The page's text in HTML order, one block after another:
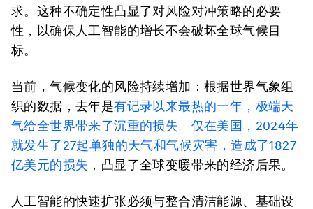
求。这种不确定性凸显了对风险对冲策略的必要
性，以确保人工智能的增长不会破坏全球气候目
标。
当前，气候变化的风险持续增加：根据世界气象组
织的数据，去年是有记录以来最热的一年，极端天
气给全世界带来了沉重的损失。仅在美国，2024年
就发生了27起单独的天气和气候灾害，造成了1827
亿美元的损失 ，凸显了全球变暖带来的经济后果。
人工智能的快速扩张必须与整合清洁能源、基础设